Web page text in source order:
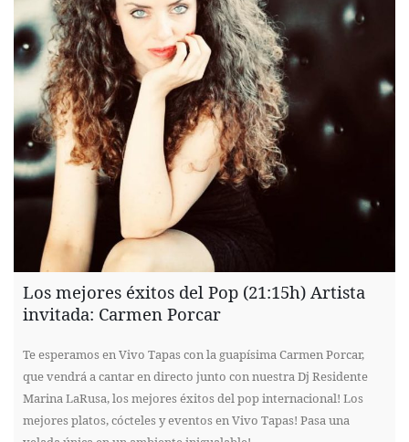
Los mejores éxitos del Pop (21:15h) Artista
invitada: Carmen Porcar
Te esperamos en Vivo Tapas con la guapísima Carmen Porcar,
que vendrá a cantar en directo junto con nuestra Dj Residente
Marina LaRusa, los mejores éxitos del pop internacional! Los
mejores platos, cócteles y eventos en Vivo Tapas! Pasa una